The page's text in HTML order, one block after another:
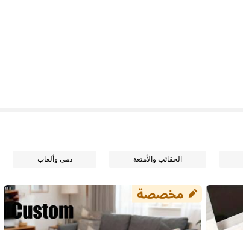
الحقائب والأمتعة دمى وألعاب